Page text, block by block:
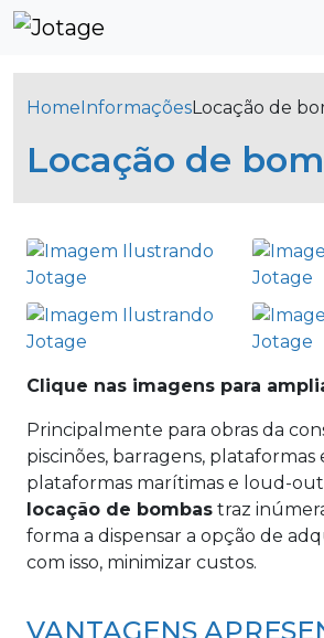
HomeInformaçõesLocação de
Locação de
Clique nas imagens para
Principalmente para obras da
piscinões, barragens, plataformas
plataformas marítimas e loud-
locação de bombas traz
forma a dispensar a opção de
com isso, minimizar custos.
VANTAGENS